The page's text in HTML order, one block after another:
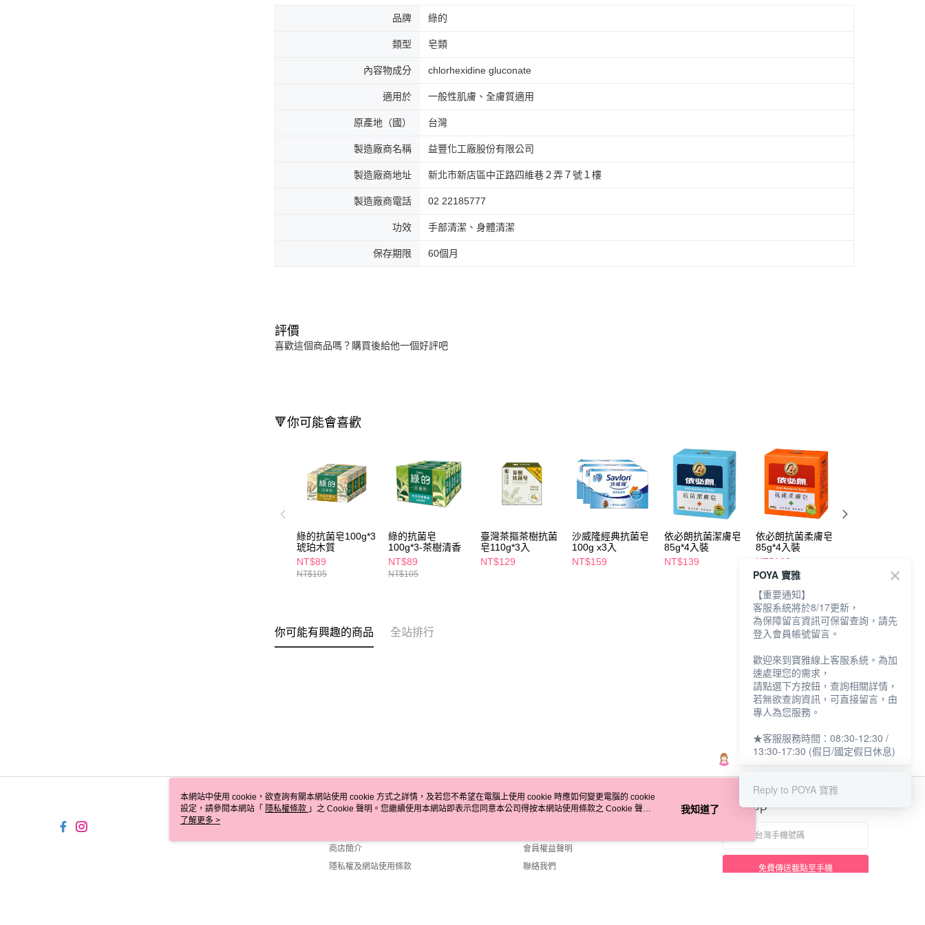
品牌 綠的
類型 皂類
內容物成分 chlorhexidine gluconate
適用於 一般性肌膚、全膚質適用
原產地（國） 台灣
製造廠商名稱 益豐化工廠股份有限公司
製造廠商地址 新北市新店區中正路四維巷２弄７號１樓
製造廠商電話 02 22185777
功效 手部清潔、身體清潔
保存期限 60個月
評價
喜歡這個商品嗎？購買後給他一個好評吧
🔻你可能會喜歡
綠的抗菌皂100g*3
琥珀木質
NT$89
NT$105
綠的抗菌皂
100g*3-茶樹清香
NT$89
NT$105
臺灣茶摳茶樹抗菌
皂110g*3入
NT$129
沙威隆經典抗菌皂
100g x3入
NT$159
依必朗抗菌潔膚皂
85g*4入裝
NT$139
依必朗抗菌柔膚皂
85g*4入裝
NT$139
你可能有興趣的商品 全站排行
關於我們
商店簡介
隱私權及網站使用條款
客服資訊
會員權益聲明
聯絡我們
官方APP
免費傳送載點至手機
本網站中使用 cookie，欲查詢有關本網站使用 cookie 方式之詳情，及若您不希望在電腦上使用 cookie 時應如何變更電腦的 cookie
設定，請參閱本網站「 隱私權條款 」之 Cookie 聲明。您繼續使用本網站即表示您同意本公司得按本網站使用條款之 Cookie 聲明
使用 cookie。
了解更多 >
我知道了
POYA 寶雅
【重要通知】
客服系統將於8/17更新，
為保障留言資訊可保留查詢，請先
登入會員帳號留言。
歡迎來到寶雅線上客服系統。為加
速處理您的需求，
請點選下方按鈕，查詢相關詳情，
若無欲查詢資訊，可直接留言，由
專人為您服務。
★客服服務時間：08:30-12:30 /
13:30-17:30 (假日/國定假日休息)
Reply to POYA 寶雅